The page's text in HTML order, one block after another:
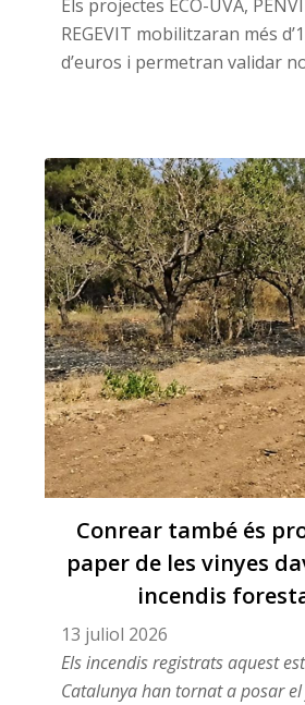
Els projectes ECO-UVA,
REGEVIT mobilitzaran més
d’euros i permetran validar
Conrear també és
paper de les vinyes
incendis
13 juliol 2026
Els incendis registrats aquest
Catalunya han tornat a posar